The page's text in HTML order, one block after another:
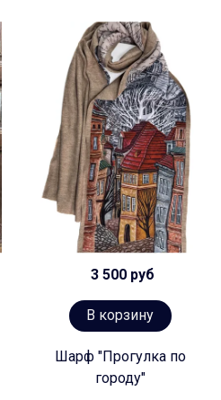
3 500 руб
В корзину
Шарф "Прогулка по
городу"